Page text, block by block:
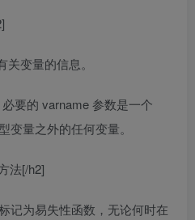
变量的信息。
要的 varname 参数是一个
变量之外的任何变量。
法[/h2]
记为易失性函数，无论何时在